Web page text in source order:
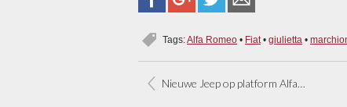
Tags:Alfa Romeo • Fiat • giulietta •
Nieuwe Jeep op platform Alfa Giulietta